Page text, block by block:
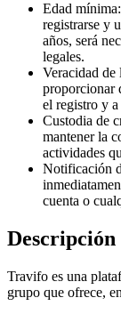
Edad mínima:
registrarse y
años, será
legales.
Veracidad
proporcionar
el registro y
Custodia de
mantener la
actividades
Notificación
cuenta o
Travifo es una
grupo que ofrece,